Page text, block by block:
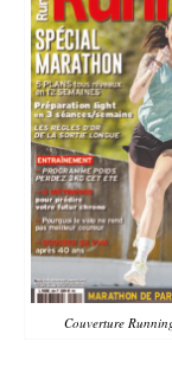
Couverture